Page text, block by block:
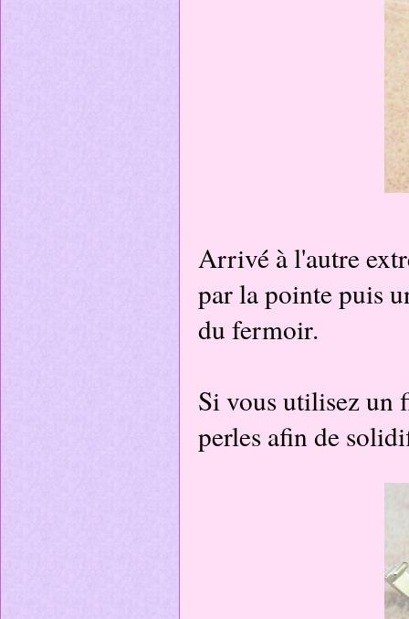
Arrivé à l'autre
par la pointe puis
du fermoir.
Si vous utilisez un
perles afin de